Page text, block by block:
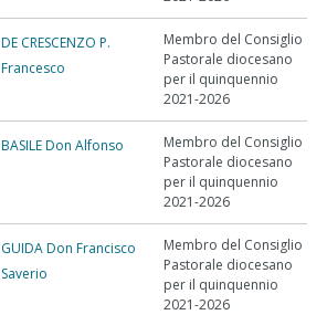
DE CRESCENZO P.
Francesco
Membro del Consiglio
Pastorale diocesano
per il quinquennio
2021-2026
BASILE Don Alfonso
Membro del Consiglio
Pastorale diocesano
per il quinquennio
2021-2026
GUIDA Don Francisco
Saverio
Membro del Consiglio
Pastorale diocesano
per il quinquennio
2021-2026